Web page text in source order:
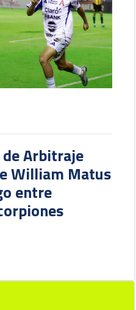
de Arbitraje
William Matus
entre